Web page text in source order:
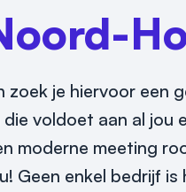
zoek je hiervoor
voldoet aan al jou
moderne meeting
Geen enkel bedrijf